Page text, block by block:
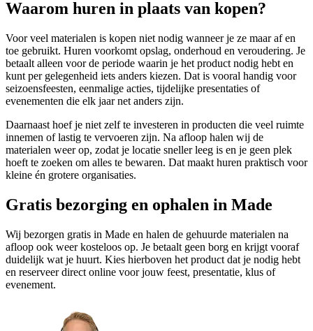
Waarom huren in plaats van kopen?
Voor veel materialen is kopen niet nodig wanneer je ze maar af en
toe gebruikt. Huren voorkomt opslag, onderhoud en veroudering. Je
betaalt alleen voor de periode waarin je het product nodig hebt en
kunt per gelegenheid iets anders kiezen. Dat is vooral handig voor
seizoensfeesten, eenmalige acties, tijdelijke presentaties of
evenementen die elk jaar net anders zijn.
Daarnaast hoef je niet zelf te investeren in producten die veel ruimte
innemen of lastig te vervoeren zijn. Na afloop halen wij de
materialen weer op, zodat je locatie sneller leeg is en je geen plek
hoeft te zoeken om alles te bewaren. Dat maakt huren praktisch voor
kleine én grotere organisaties.
Gratis bezorging en ophalen in Made
Wij bezorgen gratis in Made en halen de gehuurde materialen na
afloop ook weer kosteloos op. Je betaalt geen borg en krijgt vooraf
duidelijk wat je huurt. Kies hierboven het product dat je nodig hebt
en reserveer direct online voor jouw feest, presentatie, klus of
evenement.